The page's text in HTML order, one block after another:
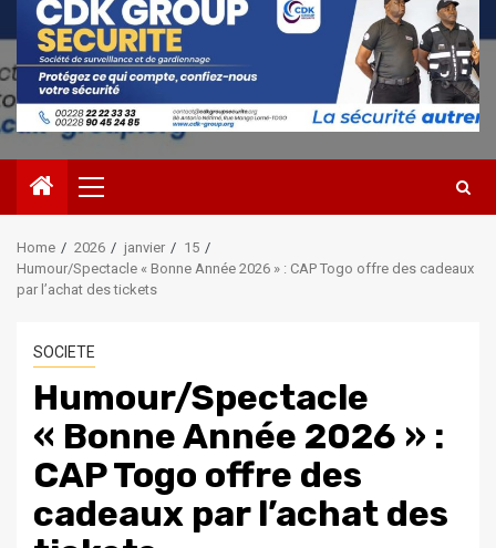
Primary
Menu
Home 2026 janvier
15
Humour/Spectacle « Bonne Année 2026 » : CAP Togo offre des cadeaux
par l’achat des tickets
SOCIETE
Humour/Spectacle
« Bonne Année 2026 » :
CAP Togo offre des
cadeaux par l’achat des